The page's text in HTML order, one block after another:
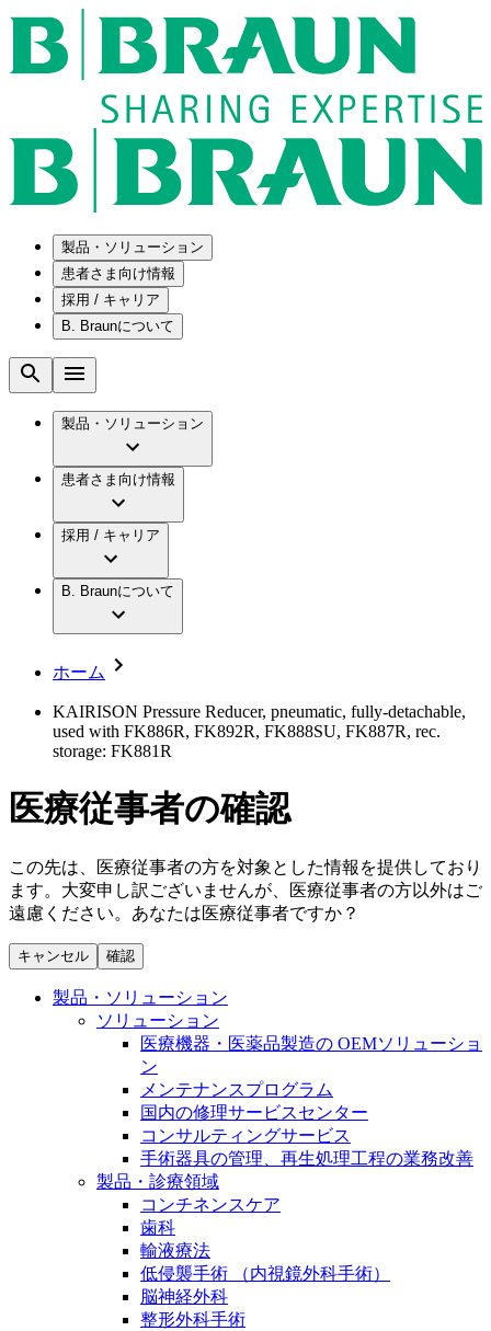
製品・ソリューション
ソリューション
メンテナンスプログラム
国内の修理サービスセンター
手術器具の管理、再生処理工程の業務改善
製品・診療領域
歯科
低侵襲手術 （内視鏡外科手術）
脊椎脊髄治療
手術用鋼製器具と滅菌コンテナーシステム
縫合糸 / 皮膚用接着剤
創傷ケア
ソリューション
製品・診療領域
製品ポートフォリオ​
こちらの製品ポートフォリオからも、製品をお探しい
ただくことができます。
患者さま向け情報
腰椎椎間板ヘルニアについて
水頭症について
慢性創傷の治癒
アクトリーン ハイライト カテ
アクトリーン ハイライト セット
疾患・症状
膝関節の構造とその疾患
身体の中で最も大きい関節である膝関節。日常の生活
を支える、その機能や特徴とは？傷めてしまった場合
には、どのような治療の選択肢があるのでしょう。
採用 / キャリア
ビー・ブラウンエースクラップ株式会社の
ビー・ブラウンエースクラップ株式会社の
会社概要
報
要
キャリア（B. Braunで働くということ）
私たちのカルチャー
採用情報
キャリア（B. Braunで働くということ）
ビー・ブラウンエースクラッﾌﾟで新たな可能性を見つ
けませんか？現在募集中のポジションをご覧いただけ
ます。
B. Braunについて
ビジョンとバリュー
ブランド
ついて
イノベーション
私たちの責任
多様性
お問合せ
お問合せフォーム
取材・撮影のお申込み
ニューススペース
ニュースリリース
医療従事者さま向けニュース
会社
私たちの責任
ニューススペース
製品・ソリューション
患者さま向け情報
採用 / キャリア
B. Braunについて
ホーム
KAIRISON Pressure Reducer, pneumatic, fully-detachable,
used with FK886R, FK892R, FK888SU, FK887R, rec.
storage: FK881R
医療従事者の確認
この先は、医療従事者の方を対象とした情報を提供しており
ます。大変申し訳ございませんが、医療従事者の方以外はご
遠慮ください。あなたは医療従事者ですか？
キャンセル 確認
製品・ソリューション
ソリューション
医療機器・医薬品製造の OEMソリューショ
ン
メンテナンスプログラム
国内の修理サービスセンター
コンサルティングサービス
手術器具の管理、再生処理工程の業務改善
製品・診療領域
コンチネンスケア
歯科
輸液療法
低侵襲手術 （内視鏡外科手術）
脳神経外科
整形外科手術